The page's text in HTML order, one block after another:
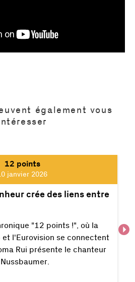
également vous
12 points
janvier 2026
crée des liens entre
"12 points !", où la
et l'Eurovision se connectent
Rui présente le chanteur